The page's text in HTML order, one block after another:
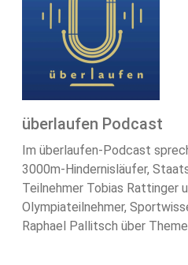
überlaufen Podcast
Im überlaufen-Podcast
3000m-Hindernisläufer,
Teilnehmer Tobias Rattinger
Olympiateilnehmer,
Raphael Pallitsch über